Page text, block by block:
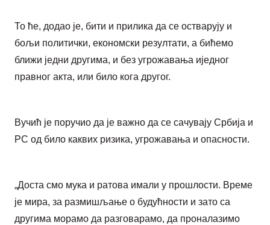
То ће, додао је, бити и прилика да се остварују и
бољи политички, економски резултати, а бићемо
ближи једни другима, и без угрожавања иједног
правног акта, или било кога другог.
Вучић је поручио да је важно да се сачувају Србија и
РС од било каквих ризика, угрожавања и опасности.
„Доста смо мука и ратова имали у прошлости. Време
је мира, за размишљање о будућности и зато са
другима морамо да разговарамо, да проналазимо